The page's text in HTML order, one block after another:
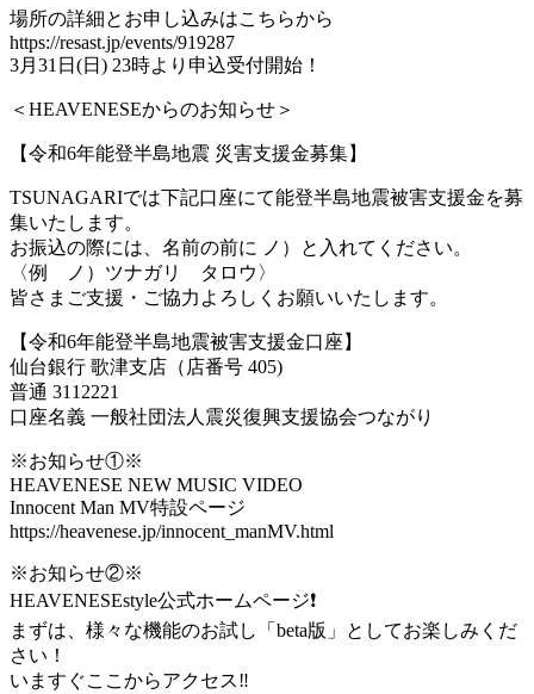
場所の詳細とお申し込みはこちらから
https://resast.jp/events/919287
3月31日(日) 23時より申込受付開始！
＜HEAVENESEからのお知らせ＞
【令和6年能登半島地震 災害支援金募集】
TSUNAGARIでは下記口座にて能登半島地震被害支援金を募
集いたします。
お振込の際には、名前の前に ノ）と入れてください。
〈例 ノ）ツナガリ タロウ〉
皆さまご支援・ご協力よろしくお願いいたします。
【令和6年能登半島地震被害支援金口座】
仙台銀行 歌津支店（店番号 405)
普通 3112221
口座名義 一般社団法人震災復興支援協会つながり
※お知らせ①※
HEAVENESE NEW MUSIC VIDEO
Innocent Man MV特設ページ
https://heavenese.jp/innocent_manMV.html
※お知らせ②※
HEAVENESEstyle公式ホームページ❗️
まずは、様々な機能のお試し「beta版」としてお楽しみくだ
さい！
いますぐここからアクセス‼️